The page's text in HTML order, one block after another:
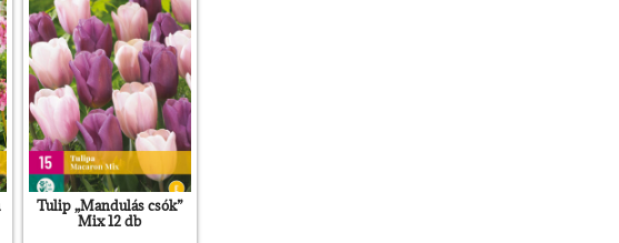
Tulip „Mandulás csók”
Mix 12 db